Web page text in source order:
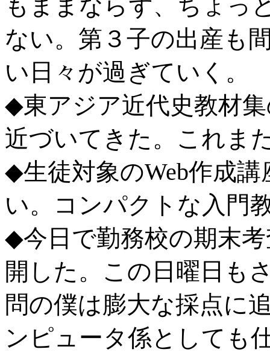
もままならず、ちょっ
ない。第３子の出産も
い日々が過ぎていく。
◆東アジア近代史教材
近づいてきた。これま
◆生徒対象のWeb作成
い。コンパクトな入門
◆今日で勤務校の期末
開した。この日曜日も
問の僕は膨大な採点に
ンピュータ係としても